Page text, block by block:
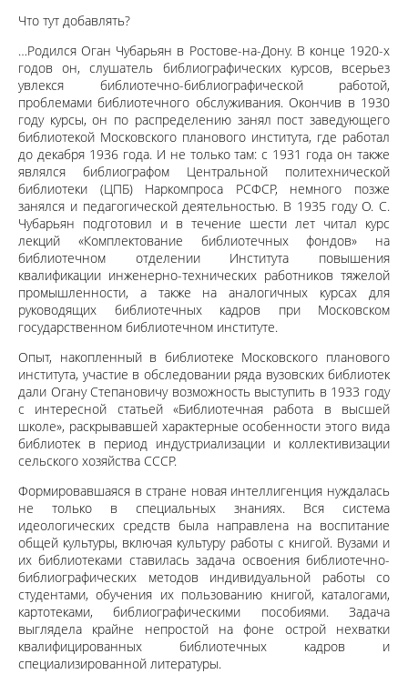
Что тут добавлять?
…Родился Оган Чубарьян в Ростове-на-Дону. В конце 1920-х
годов он, слушатель библиографических курсов, всерьез
увлекся библиотечно-библиографической работой,
проблемами библиотечного обслуживания. Окончив в 1930
году курсы, он по распределению занял пост заведующего
библиотекой Московского планового института, где работал
до декабря 1936 года. И не только там: с 1931 года он также
являлся библиографом Центральной политехнической
библиотеки (ЦПБ) Наркомпроса РСФСР, немного позже
занялся и педагогической деятельностью. В 1935 году О. С.
Чубарьян подготовил и в течение шести лет читал курс
лекций «Комплектование библиотечных фондов» на
библиотечном отделении Института повышения
квалификации инженерно-технических работников тяжелой
промышленности, а также на аналогичных курсах для
руководящих библиотечных кадров при Московском
государственном библиотечном институте.
Опыт, накопленный в библиотеке Московского планового
института, участие в обследовании ряда вузовских библиотек
дали Огану Степановичу возможность выступить в 1933 году
с интересной статьей «Библиотечная работа в высшей
школе», раскрывавшей характерные особенности этого вида
библиотек в период индустриализации и коллективизации
сельского хозяйства СССР.
Формировавшаяся в стране новая интеллигенция нуждалась
не только в специальных знаниях. Вся система
идеологических средств была направлена на воспитание
общей культуры, включая культуру работы с книгой. Вузами и
их библиотеками ставилась задача освоения библиотечно-
библиографических методов индивидуальной работы со
студентами, обучения их пользованию книгой, каталогами,
картотеками, библиографическими пособиями. Задача
выглядела крайне непростой на фоне острой нехватки
квалифицированных библиотечных кадров и
специализированной литературы.